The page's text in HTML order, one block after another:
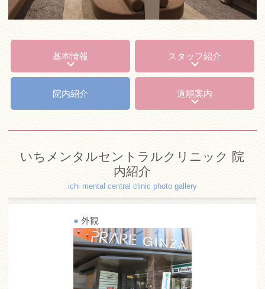
近鉄「大和八木」駅北口すぐ
0744-48-0635
ネットでご予約・お問い合わせ
基本情報 スタッフ紹介
院内紹介 道順案内
いちメンタルセントラルクリニック 院
内紹介
ichi mental central clinic photo gallery
● 外観